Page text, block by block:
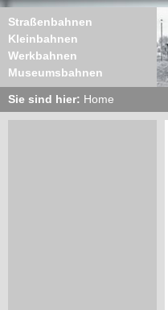
Straßenbahnen
Kleinbahnen
Werkbahnen
Museumsbahnen
Sie sind hier: Home